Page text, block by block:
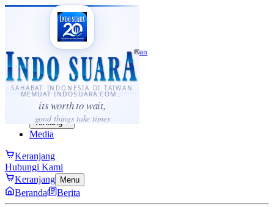
SAHABAT INDONESIA DI TAIWAN
MEMUAT INDOSUARA.COM...
its worth to wait,
good things take times
·...
⌘K
Sahabat Indonesia di Taiwan
Berita
Layanan
Komunitas
Panduan
Tentang
Media
Keranjang
Hubungi Kami
Keranjang
Menu
Beranda Berita